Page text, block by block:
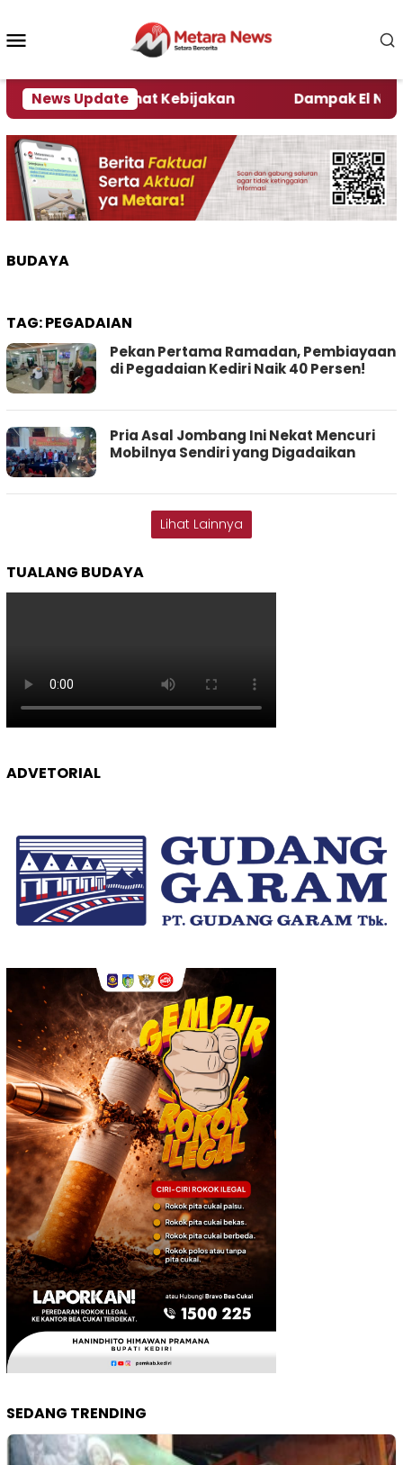
konten
News Update
Kata Pengamat Kebijakan Dampak El Nino,
BUDAYA
TAG:PEGADAIAN
Pekan Pertama Ramadan, Pembiayaan
di Pegadaian Kediri Naik 40 Persen!
Pria Asal Jombang Ini Nekat Mencuri
Mobilnya Sendiri yang Digadaikan
Lihat Lainnya
TUALANG BUDAYA
ADVETORIAL
SEDANG TRENDING